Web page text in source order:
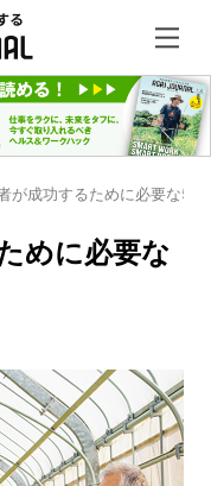
が成功するために必要な5
めに必要な